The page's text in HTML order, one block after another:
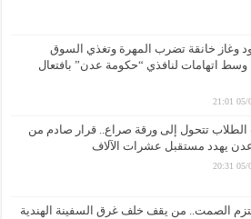
وغاز خانقة تضرب المهرة وتغذي السوق
وسط اتهامات لنافذي “حكومة عدن” بافتعال
05/
تتحول إلى ورقة صراع.. قرار صادم من
يهدد مستقبل عشرات الآلاف
05/
الصمت.. من يقف خلف غرق السفينة الهندية